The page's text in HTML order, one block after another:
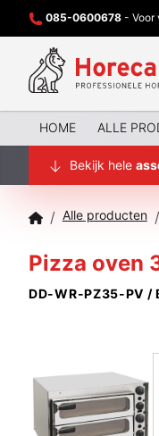
085-0600678 - Voor
HOME ALLE
Bekijk hele
/ Alle producten /
Pizza oven
DD-WR-PZ35-PV /